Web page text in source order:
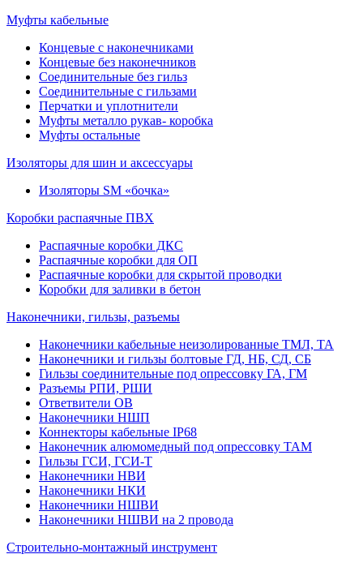
Муфты кабельные
Концевые с наконечниками
Концевые без наконечников
Соединительные без гильз
Соединительные с гильзами
Перчатки и уплотнители
Муфты металло рукав- коробка
Муфты остальные
Изоляторы для шин и аксессуары
Изоляторы SM «бочка»
Коробки распаячные ПВХ
Распаячные коробки ДКС
Распаячные коробки для ОП
Распаячные коробки для скрытой проводки
Коробки для заливки в бетон
Наконечники, гильзы, разъемы
Наконечники кабельные неизолированные ТМЛ, ТА
Наконечники и гильзы болтовые ГД, НБ, СД, СБ
Гильзы соединительные под опрессовку ГА, ГМ
Разъемы РПИ, РШИ
Ответвители ОВ
Наконечники НШП
Коннекторы кабельные IP68
Наконечник алюмомедный под опрессовку ТАМ
Гильзы ГСИ, ГСИ-Т
Наконечники НВИ
Наконечники НКИ
Наконечники НШВИ
Наконечники НШВИ на 2 провода
Строительно-монтажный инструмент